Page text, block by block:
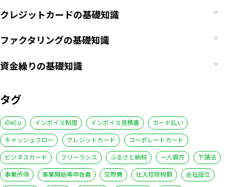
クレジットカードの基礎知識
ファクタリングの基礎知識
資金繰りの基礎知識
タグ
iDeCo インボイス制度 インボイス見積書
カード払い
キャッシュフロー
クレジットカード
コーポレートカード
ビジネスカード
フリーランス ふるさと納税 一人親方
下請法
事業所得
事業開始等申告書 交際費 仕入控除税額
会社設立